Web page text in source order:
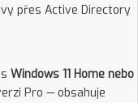
přes Active Directory
Windows 11 Home nebo
Pro — obsahuje